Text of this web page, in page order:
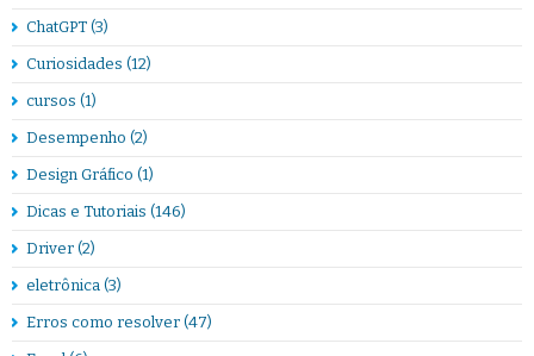
ChatGPT (3)
Curiosidades (12)
cursos (1)
Desempenho (2)
Design Gráfico (1)
Dicas e Tutoriais (146)
Driver (2)
eletrônica (3)
Erros como resolver (47)